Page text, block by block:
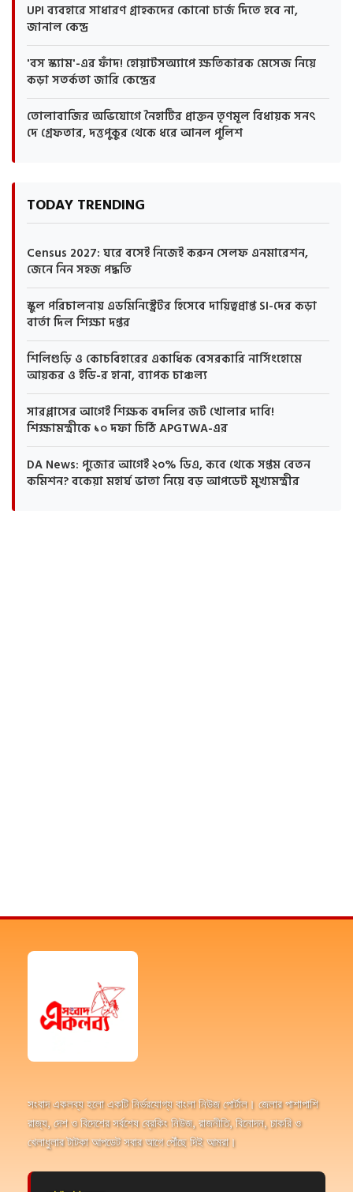
UPI ব্যবহারে সাধারণ গ্রাহকদের কোনো চার্জ দিতে হবে না,
জানাল কেন্দ্র
'বস স্ক্যাম'-এর ফাঁদ! হোয়াটসঅ্যাপে ক্ষতিকারক মেসেজ নিয়ে
কড়া সতর্কতা জারি কেন্দ্রের
তোলাবাজির অভিযোগে নৈহাটির প্রাক্তন তৃণমূল বিধায়ক সনৎ
দে গ্রেফতার, দত্তপুকুর থেকে ধরে আনল পুলিশ
TODAY TRENDING
Census 2027: ঘরে বসেই নিজেই করুন সেলফ এনমারেশন,
জেনে নিন সহজ পদ্ধতি
স্কুল পরিচালনায় এডমিনিস্ট্রেটর হিসেবে দায়িত্বপ্রাপ্ত SI-দের কড়া
বার্তা দিল শিক্ষা দপ্তর
শিলিগুড়ি ও কোচবিহারের একাধিক বেসরকারি নার্সিংহোমে
আয়কর ও ইডি-র হানা, ব্যাপক চাঞ্চল্য
সারপ্লাসের আগেই শিক্ষক বদলির জট খোলার দাবি!
শিক্ষামন্ত্রীকে ১০ দফা চিঠি APGTWA-এর
DA News: পুজোর আগেই ২০% ডিএ, কবে থেকে সপ্তম বেতন
কমিশন? বকেয়া মহার্ঘ ভাতা নিয়ে বড় আপডেট মুখ্যমন্ত্রীর
সংবাদ একলব্য হলো একটি নির্ভরযোগ্য বাংলা নিউজ পোর্টাল। জেলার পাশাপাশি
রাজ্য, দেশ ও বিদেশের সর্বশেষ ব্রেকিং নিউজ, রাজনীতি, বিনোদন, চাকরি ও
খেলাধুলার টাটকা আপডেট সবার আগে পৌঁছে দিই আমরা।